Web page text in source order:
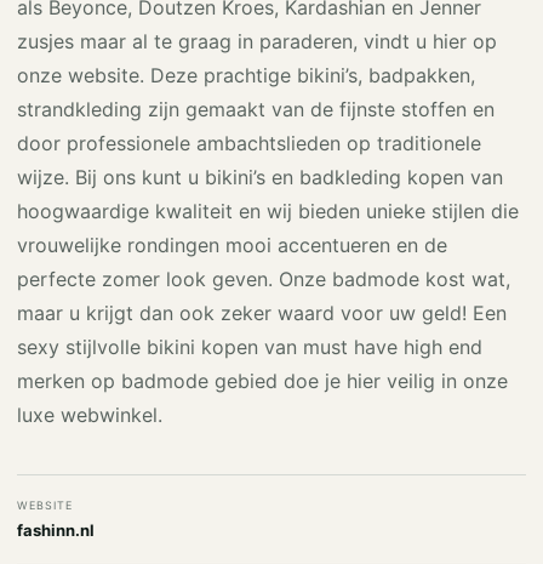
als Beyonce, Doutzen Kroes, Kardashian en Jenner
zusjes maar al te graag in paraderen, vindt u hier op
onze website. Deze prachtige bikini’s, badpakken,
strandkleding zijn gemaakt van de fijnste stoffen en
door professionele ambachtslieden op traditionele
wijze. Bij ons kunt u bikini’s en badkleding kopen van
hoogwaardige kwaliteit en wij bieden unieke stijlen die
vrouwelijke rondingen mooi accentueren en de
perfecte zomer look geven. Onze badmode kost wat,
maar u krijgt dan ook zeker waard voor uw geld! Een
sexy stijlvolle bikini kopen van must have high end
merken op badmode gebied doe je hier veilig in onze
luxe webwinkel.
WEBSITE
fashinn.nl